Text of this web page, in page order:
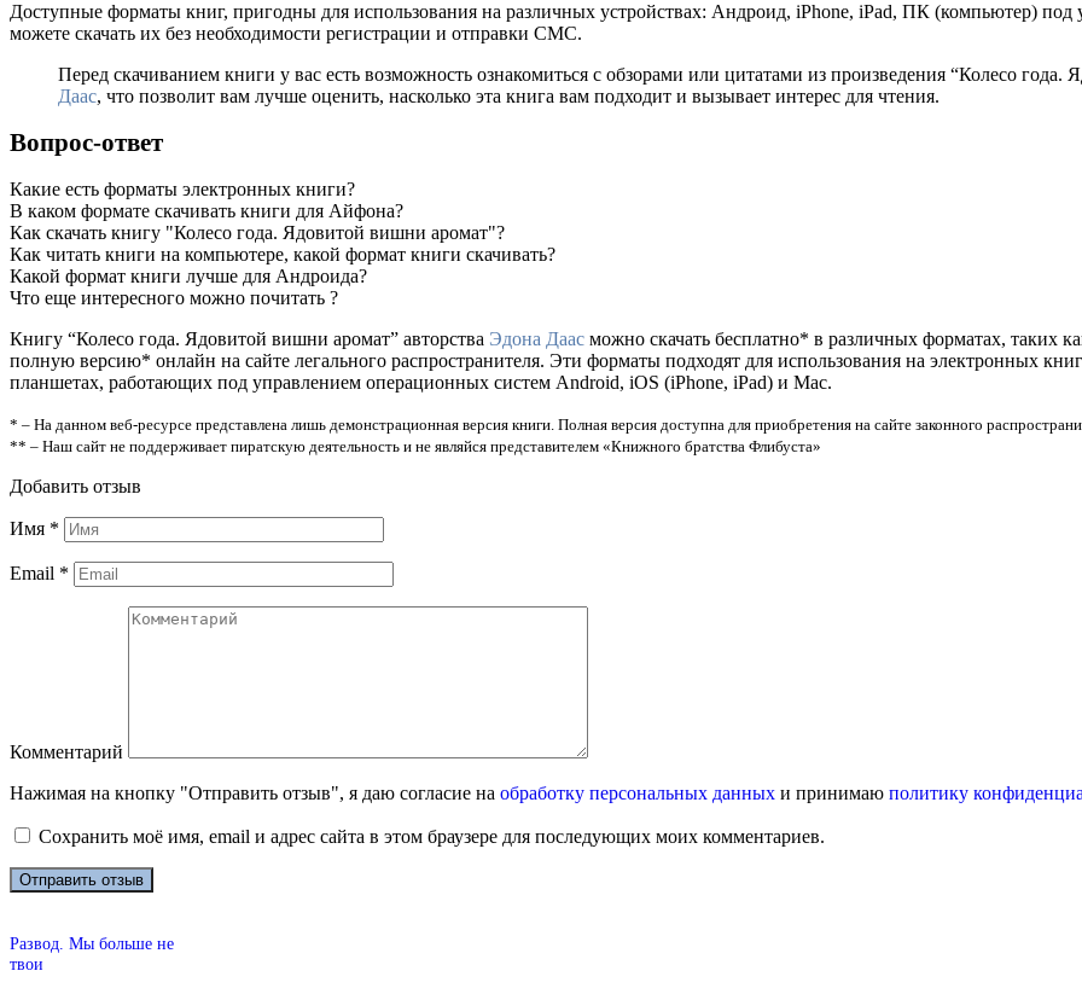
Доступные форматы книг, пригодны для использования на различных устройствах: Андроид, iPhone, iPad, ПК (компьютер)
можете скачать их без необходимости регистрации и отправки СМС.
Перед скачиванием книги у вас есть возможность ознакомиться с обзорами или цитатами из произведения “Колесо года.
Даас, что позволит вам лучше оценить, насколько эта книга вам подходит и вызывает интерес для чтения.
Вопрос-ответ
Какие есть форматы электронных книги?
В каком формате скачивать книги для Айфона?
Как скачать книгу "Колесо года. Ядовитой вишни аромат"?
Как читать книги на компьютере, какой формат книги скачивать?
Какой формат книги лучше для Андроида?
Что еще интересного можно почитать ?
Книгу “Колесо года. Ядовитой вишни аромат” авторства Эдона Даас можно скачать бесплатно* в различных форматах, таких
полную версию* онлайн на сайте легального распространителя. Эти форматы подходят для использования на электронных
планшетах, работающих под управлением операционных систем Android, iOS (iPhone, iPad) и Mac.
* – На данном веб-ресурсе представлена лишь демонстрационная версия книги. Полная версия доступна для приобретения на сайте законного
** – Наш сайт не поддерживает пиратскую деятельность и не являйся представителем «Книжного братства Флибуста»
Добавить отзыв
Имя *
Email *
Комментарий
Нажимая на кнопку "Отправить отзыв", я даю согласие на обработку персональных данных и принимаю политику
Сохранить моё имя, email и адрес сайта в этом браузере для последующих моих комментариев.
Развод. Мы больше не
твои